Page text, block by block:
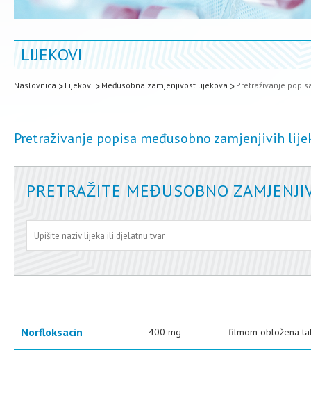
LIJEKOVI
Naslovnica Lijekovi Međusobna zamjenjivost lijekova Pretraživanje
Pretraživanje popisa međusobno zamjenjivih
PRETRAŽITE MEĐUSOBNO
Norfloksacin 400 mg filmom obložena